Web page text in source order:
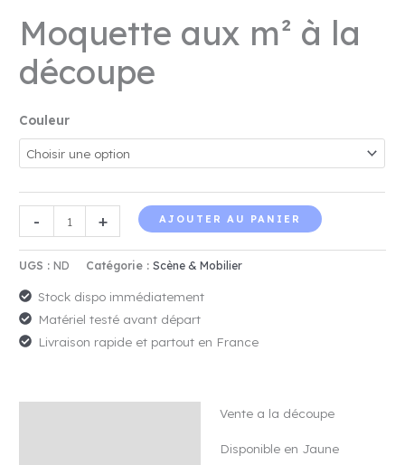
Moquette aux m² à la
découpe
Couleur
-
quantité
de
Moquette
m²
à
la
+ AJOUTER AU PANIER
UGS :ND Catégorie :Scène & Mobilier
Stock dispo immédiatement
Matériel testé avant départ
Livraison rapide et partout en France
Vente a la découpe
Disponible en Jaune